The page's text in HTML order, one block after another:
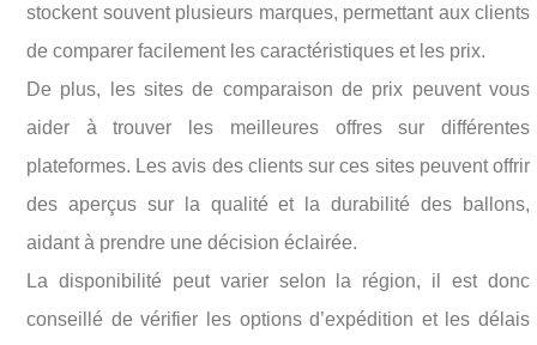
stockent souvent plusieurs marques, permettant aux clients
de comparer facilement les caractéristiques et les prix.
De plus, les sites de comparaison de prix peuvent vous
aider à trouver les meilleures offres sur différentes
plateformes. Les avis des clients sur ces sites peuvent offrir
des aperçus sur la qualité et la durabilité des ballons,
aidant à prendre une décision éclairée.
La disponibilité peut varier selon la région, il est donc
conseillé de vérifier les options d’expédition et les délais